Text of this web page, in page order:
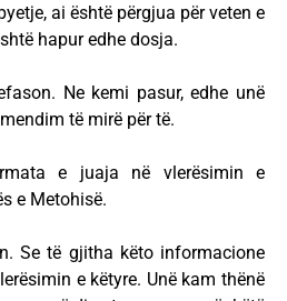
ai është përgjua për veten e
hapur edhe dosja.
Ne kemi pasur, edhe unë
të mirë për të.
e juaja në vlerësimin e
e Metohisë.
Se të gjitha këto informacione
e këtyre. Unë kam thënë